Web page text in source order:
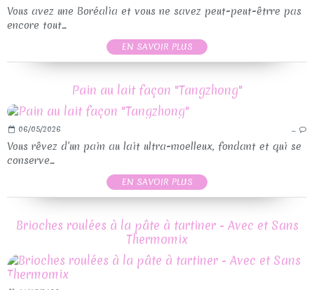
Vous avez une Boréalia et vous ne savez peut-peut-êtrre pas
encore tout...
EN SAVOIR PLUS
Pain au lait façon "Tangzhong"
06/05/2026 …
Vous rêvez d’un pain au lait ultra-moelleux, fondant et qui se
conserve...
EN SAVOIR PLUS
Brioches roulées à la pâte à tartiner - Avec et Sans
Thermomix